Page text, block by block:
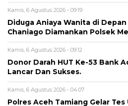
Kamis, 6 Agustus 2026 - 09:19
Diduga Aniaya Wanita di
Chaniago Diamankan Polsek
Kamis, 6 Agustus 2026 - 09:12
Donor Darah HUT Ke-53 Bank
Lancar Dan Sukses.
Kamis, 6 Agustus 2026 - 04:07
Polres Aceh Tamiang Gelar Tes